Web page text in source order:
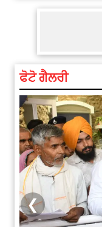
ਫੋਟੋ ਗੈਲਰੀ
❮